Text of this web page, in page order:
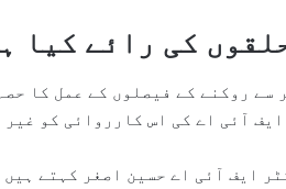
کی رائے کیا
روکنے کے فیصلوں کے عمل کا
آئی اے کی اس کارروائی کو
ایف آئی اے حسین اصغر کہتے